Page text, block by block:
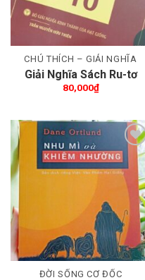
CHÚ THÍCH – GIẢI NGHĨA
Giải Nghĩa Sách Ru-tơ
80,000₫
Thêm wishlist
ĐỜI SỐNG CƠ ĐỐC